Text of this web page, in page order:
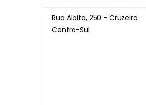
Rua Albita, 250 - Cruzeiro
Centro-Sul